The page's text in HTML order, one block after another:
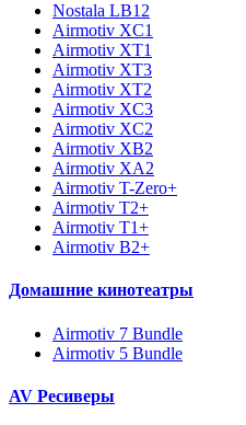
Nostala LB12
Airmotiv XC1
Airmotiv XT1
Airmotiv XT3
Airmotiv XT2
Airmotiv XC3
Airmotiv XC2
Airmotiv XB2
Airmotiv XA2
Airmotiv T-Zero+
Airmotiv T2+
Airmotiv T1+
Airmotiv B2+
Домашние кинотеатры
Airmotiv 7 Bundle
Airmotiv 5 Bundle
AV Ресиверы